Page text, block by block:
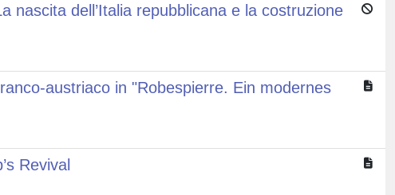
nascita dell’Italia repubblicana e la costruzione
austriaco in "Robespierre. Ein modernes
Revival